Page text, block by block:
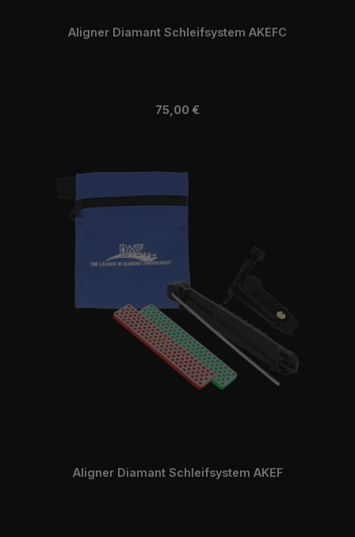
Aligner Diamant Schleifsystem AKEFC
Regulärer Preis:
75,00 €
Aligner Diamant Schleifsystem AKEF